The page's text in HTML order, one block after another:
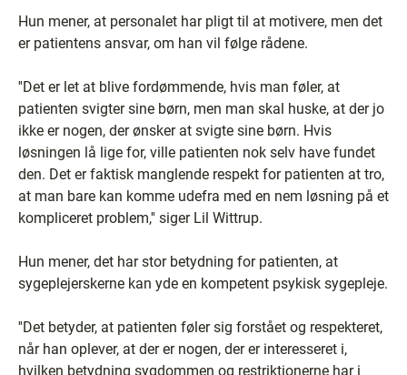
Hun mener, at personalet har pligt til at motivere, men det
er patientens ansvar, om han vil følge rådene.
''Det er let at blive fordømmende, hvis man føler, at
patienten svigter sine børn, men man skal huske, at der jo
ikke er nogen, der ønsker at svigte sine børn. Hvis
løsningen lå lige for, ville patienten nok selv have fundet
den. Det er faktisk manglende respekt for patienten at tro,
at man bare kan komme udefra med en nem løsning på et
kompliceret problem,'' siger Lil Wittrup.
Hun mener, det har stor betydning for patienten, at
sygeplejerskerne kan yde en kompetent psykisk sygepleje.
''Det betyder, at patienten føler sig forstået og respekteret,
når han oplever, at der er nogen, der er interesseret i,
hvilken betydning sygdommen og restriktionerne har i